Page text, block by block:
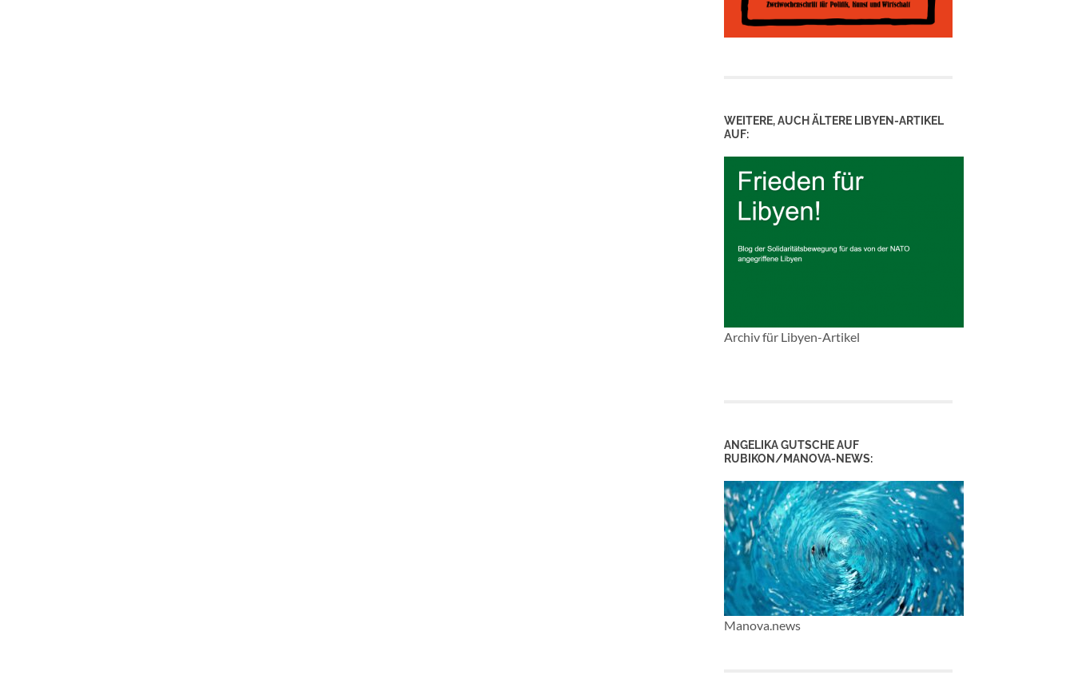
WEITERE, AUCH ÄLTERE LIBYEN-ARTIKEL
AUF:
Archiv für Libyen-Artikel
ANGELIKA GUTSCHE AUF
RUBIKON/MANOVA-NEWS:
Manova.news